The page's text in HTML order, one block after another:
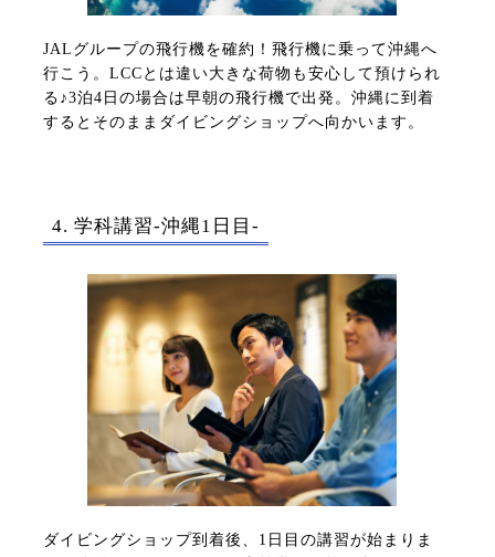
JALグループの飛行機を確約！飛行機に乗って沖縄へ
行こう。LCCとは違い大きな荷物も安心して預けられ
る♪3泊4日の場合は早朝の飛行機で出発。沖縄に到着
するとそのままダイビングショップへ向かいます。
4. 学科講習-沖縄1日目-
ダイビングショップ到着後、1日目の講習が始まりま